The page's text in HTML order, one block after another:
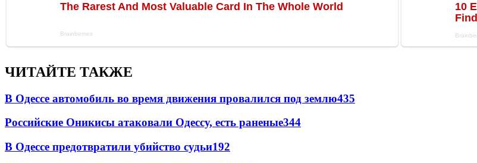
ЧИТАЙТЕ ТАКЖЕ
В Одессе автомобиль во время движения провалился под землю435
Российские Оникисы атаковали Одессу, есть раненые344
В Одессе предотвратили убийство судьи192